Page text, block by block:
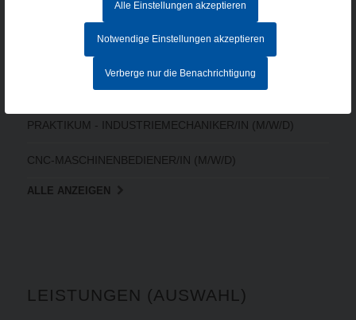
Alle Einstellungen akzeptieren
Notwendige Einstellungen akzeptieren
Verberge nur die Benachrichtigung
MITARBEITER IM AUFTRAGSZENTRUM (M/W/D) - Vollzeit
CNC-FACHKRAFT (M/W/D)
ELEKTRONIKER/IN FÜR BETRIEBSTECHNIK (M/W/D)
PRAKTIKUM - INDUSTRIEMECHANIKER/IN (M/W/D)
CNC-MASCHINENBEDIENER/IN (M/W/D)
ALLE ANZEIGEN
LEISTUNGEN (AUSWAHL)